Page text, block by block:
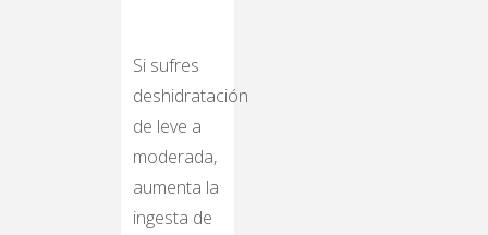
Si sufres
deshidratación
de leve a
moderada,
aumenta la
ingesta de